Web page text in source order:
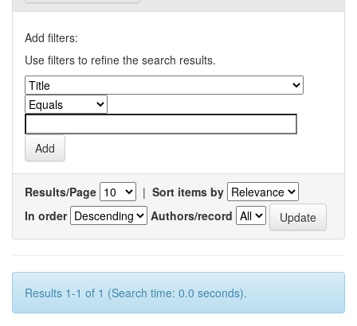
Add filters:
Use filters to refine the search results.
Results/Page | Sort items by
In order
Authors/record
Results 1-1 of 1 (Search time: 0.0 seconds).